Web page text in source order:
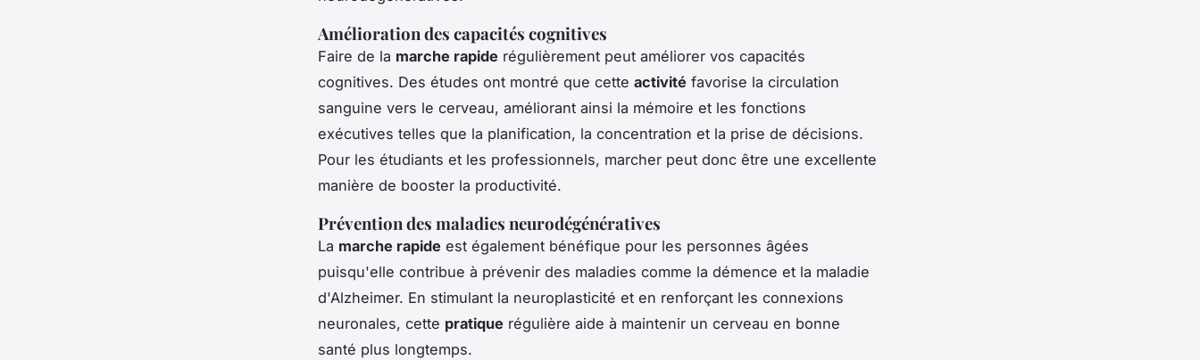
Amélioration des capacités cognitives
Faire de la marche rapide régulièrement peut améliorer vos capacités
cognitives. Des études ont montré que cette activité favorise la circulation
sanguine vers le cerveau, améliorant ainsi la mémoire et les fonctions
exécutives telles que la planification, la concentration et la prise de décisions.
Pour les étudiants et les professionnels, marcher peut donc être une excellente
manière de booster la productivité.
Prévention des maladies neurodégénératives
La marche rapide est également bénéfique pour les personnes âgées
puisqu'elle contribue à prévenir des maladies comme la démence et la maladie
d'Alzheimer. En stimulant la neuroplasticité et en renforçant les connexions
neuronales, cette pratique régulière aide à maintenir un cerveau en bonne
santé plus longtemps.